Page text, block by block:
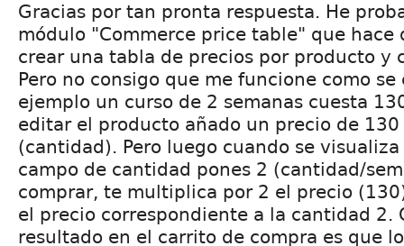
Gracias por tan pronta respuesta. He
módulo "Commerce price table" que hace
crear una tabla de precios por producto y
Pero no consigo que me funcione como se
ejemplo un curso de 2 semanas cuesta
editar el producto añado un precio de 130
(cantidad). Pero luego cuando se
campo de cantidad pones 2 (cantidad/
comprar, te multiplica por 2 el precio
el precio correspondiente a la cantidad 2.
resultado en el carrito de compra es que